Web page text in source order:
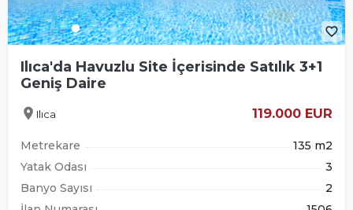
favorite_border
Ilıca'da Havuzlu Site İçerisinde Satılık 3+1
Geniş Daire
location_on Ilıca 119.000 EUR
Metrekare
135 m2
Yatak Odası
3
Banyo Sayısı
2